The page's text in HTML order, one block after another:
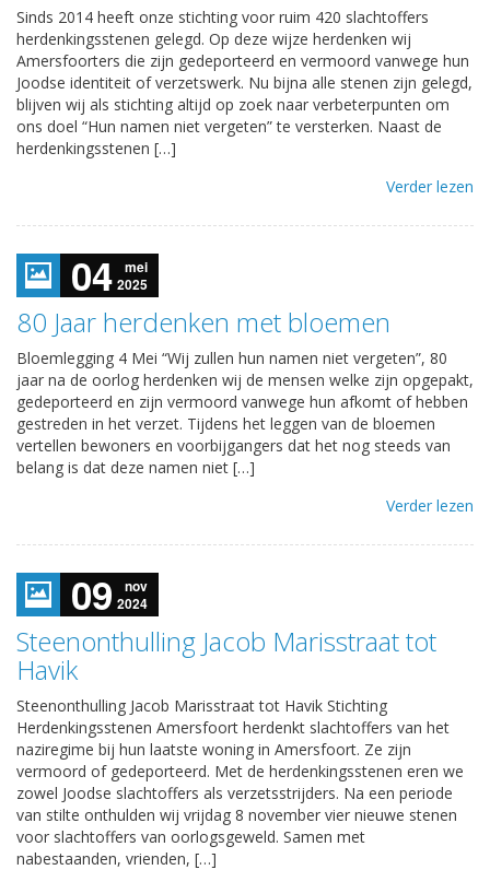
Sinds 2014 heeft onze stichting voor ruim 420 slachtoffers
herdenkingsstenen gelegd. Op deze wijze herdenken wij
Amersfoorters die zijn gedeporteerd en vermoord vanwege hun
Joodse identiteit of verzetswerk. Nu bijna alle stenen zijn gelegd,
blijven wij als stichting altijd op zoek naar verbeterpunten om
ons doel “Hun namen niet vergeten” te versterken. Naast de
herdenkingsstenen […]
Verder lezen
04
mei
2025
80 Jaar herdenken met bloemen
Bloemlegging 4 Mei “Wij zullen hun namen niet vergeten”, 80
jaar na de oorlog herdenken wij de mensen welke zijn opgepakt,
gedeporteerd en zijn vermoord vanwege hun afkomt of hebben
gestreden in het verzet. Tijdens het leggen van de bloemen
vertellen bewoners en voorbijgangers dat het nog steeds van
belang is dat deze namen niet […]
Verder lezen
09
nov
2024
Steenonthulling Jacob Marisstraat tot
Havik
Steenonthulling Jacob Marisstraat tot Havik Stichting
Herdenkingsstenen Amersfoort herdenkt slachtoffers van het
naziregime bij hun laatste woning in Amersfoort. Ze zijn
vermoord of gedeporteerd. Met de herdenkingsstenen eren we
zowel Joodse slachtoffers als verzetsstrijders. Na een periode
van stilte onthulden wij vrijdag 8 november vier nieuwe stenen
voor slachtoffers van oorlogsgeweld. Samen met
nabestaanden, vrienden, […]